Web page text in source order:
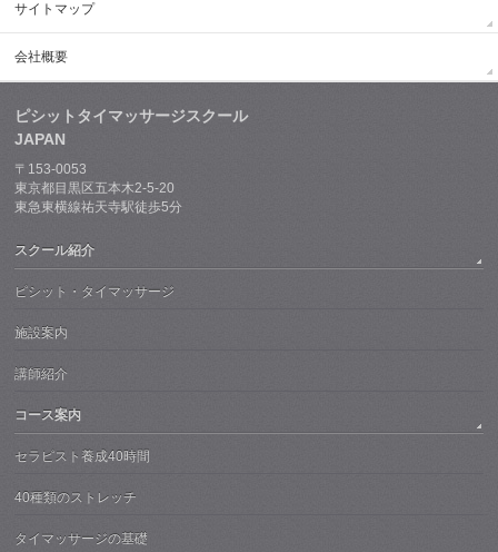
サイトマップ
会社概要
ピシットタイマッサージスクール
JAPAN
〒153-0053
東京都目黒区五本木2-5-20
東急東横線祐天寺駅徒歩5分
スクール紹介
ピシット・タイマッサージ
施設案内
講師紹介
コース案内
セラピスト養成40時間
40種類のストレッチ
タイマッサージの基礎